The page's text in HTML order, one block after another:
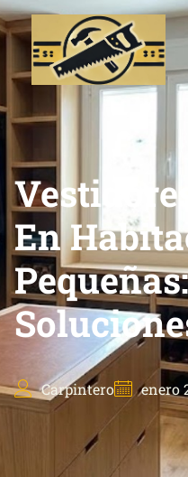
En
Carpintero enero